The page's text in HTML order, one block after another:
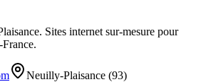
Sites internet sur-mesure pour
Neuilly-Plaisance (93)